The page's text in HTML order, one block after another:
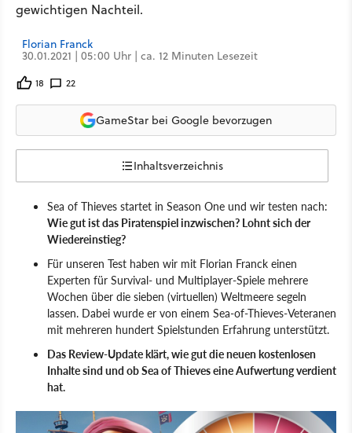
gewichtigen Nachteil.
Florian Franck
30.01.2021 | 05:00 Uhr | ca. 12 Minuten Lesezeit
18 22
GameStar bei Google bevorzugen
Inhaltsverzeichnis
Sea of Thieves startet in Season One und wir testen nach:
Wie gut ist das Piratenspiel inzwischen? Lohnt sich der
Wiedereinstieg?
Für unseren Test haben wir mit Florian Franck einen
Experten für Survival- und Multiplayer-Spiele mehrere
Wochen über die sieben (virtuellen) Weltmeere segeln
lassen. Dabei wurde er von einem Sea-of-Thieves-Veteranen
mit mehreren hundert Spielstunden Erfahrung unterstützt.
Das Review-Update klärt, wie gut die neuen kostenlosen
Inhalte sind und ob Sea of Thieves eine Aufwertung verdient
hat.